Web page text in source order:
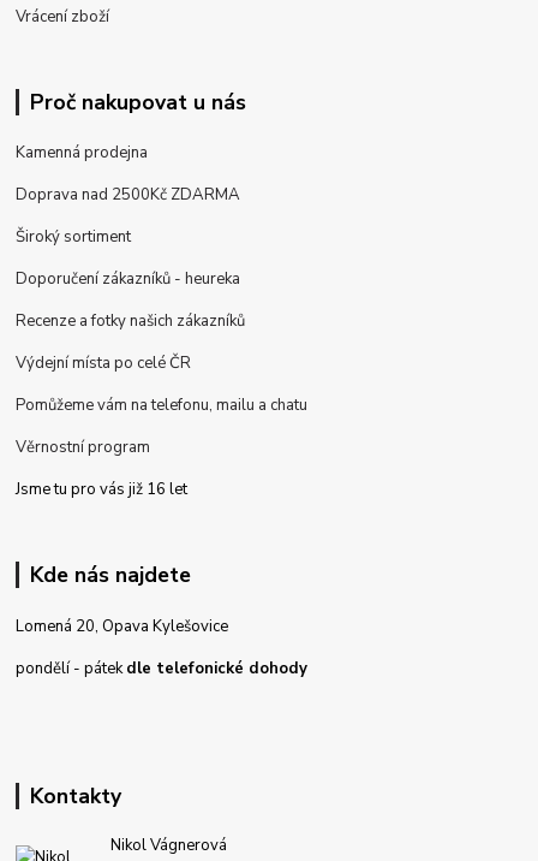
Vrácení zboží
Proč nakupovat u nás
Kamenná prodejna
Doprava nad 2500Kč ZDARMA
Široký sortiment
Doporučení zákazníků - heureka
Recenze a fotky našich zákazníků
Výdejní místa po celé ČR
Pomůžeme vám na telefonu, mailu a chatu
Věrnostní program
Jsme tu pro vás již 16 let
Kde nás najdete
Lomená 20, Opava Kylešovice
pondělí - pátekdle telefonické dohody
Kontakty
Nikol Vágnerová